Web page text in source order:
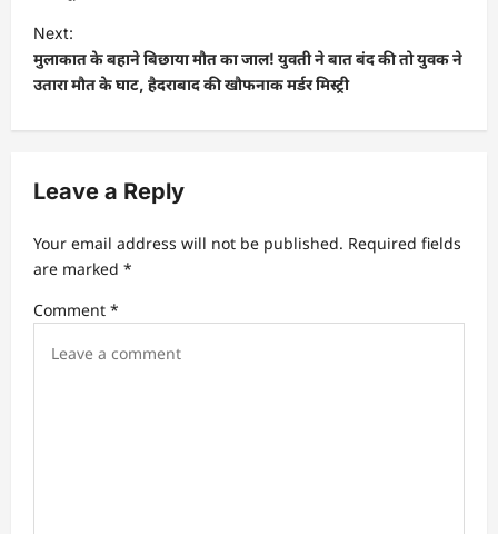
Next:
मुलाकात के बहाने बिछाया मौत का जाल! युवती ने बात बंद की तो युवक ने
उतारा मौत के घाट, हैदराबाद की खौफनाक मर्डर मिस्ट्री
Leave a Reply
Your email address will not be published. Required fields
are marked *
Comment *